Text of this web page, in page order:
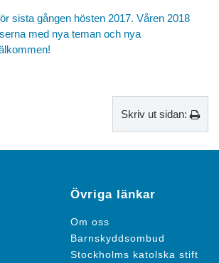
sista gången hösten 2017. Våren 2018
med nya teman och nya
Skriv ut sidan:
Övriga länkar
Om oss
Barnskyddsombud
Stockholms katolska stift